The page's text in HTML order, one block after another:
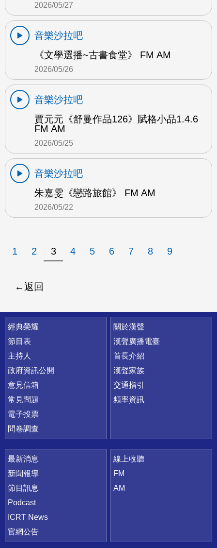
2026/05/27
音樂沙拉吧
《文學選播~古書食堂》 FM AM
2026/05/26
音樂沙拉吧
賈元元《舒曼作品126》賦格小品1.4.6
FM AM
2026/05/25
音樂沙拉吧
朱嘉雯《戀路旅館》 FM AM
2026/05/22
1 2 3 4 5 6 7 8 9
返回
快速連結
經典榮耀
節目表
主持人
政府資訊公開
意見信箱
常見問題
電子投票
問卷調查
關於漢聲
漢聲廣播電臺
首長介紹
漢聲家族
交通指引
頻率資訊
最新消息
新聞報導
節目訊息
Podcast
ICRT News
官網公告
線上收聽
FM
AM